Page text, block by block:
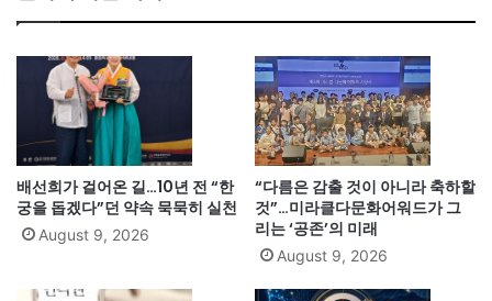
배선희가 걸어온 길…10년 전 “한
궁을 돕겠다”던 약속 묵묵히 실천
August 9, 2026
“다름은 감출 것이 아니라 축하할
것”…미라클다문화어워드가 그
리는 ‘공존’의 미래
August 9, 2026